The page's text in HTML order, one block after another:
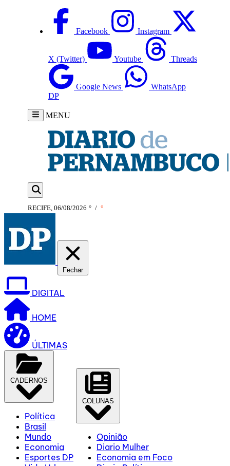
Facebook Instagram
X (Twitter) Youtube Threads
Google News
WhatsApp
DP
MENU
RECIFE, 06/08/2026 ° / °
Fechar
DIGITAL
HOME
ÚLTIMAS
CADERNOS
Política
Brasil
Mundo
Economia
Esportes DP
COLUNAS
Opinião
Diario Mulher
Economia em Foco